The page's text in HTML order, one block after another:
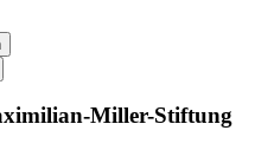
Miller-Stiftung